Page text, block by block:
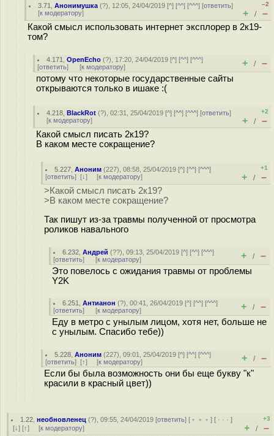
3.71 ,Анонимушка (?), 12:05, 24/04/2019 [^] [^^] [^^^] [ответить]
[к модератору]
–2
+ / –
Какой смысл использовать интернет эксплорер в 2к19-
том?
4.171 ,OpenEcho (?), 17:20, 24/04/2019 [^] [^^] [^^^]
[ответить] [к модератору] + / –
потому что некоторые государственные сайты
открываются только в ишаке :(
4.218 ,BlackRot (?), 02:31, 25/04/2019 [^] [^^] [^^^] [ответить]
[к модератору]
+2
+ / –
Какой смысл писать 2к19?
В каком месте сокращение?
5.227 ,Аноним (227), 08:58, 25/04/2019 [^] [^^] [^^^]
[ответить] [↓] [к модератору]
+1
+ / –
>Какой смысл писать 2к19?
>В каком месте сокращение?
Так пишут из-за травмы полученной от просмотра
роликов навального
6.232 ,Андрей (??), 09:13, 25/04/2019 [^] [^^] [^^^]
[ответить] [к модератору] + / –
Это повелось с ожидания травмы от проблемы
Y2K
6.251 ,Антианон (?), 00:41, 26/04/2019 [^] [^^] [^^^]
[ответить] [к модератору] + / –
Еду в метро с унылым лицом, хотя нет, больше не
с унылым. Спасибо тебе))
5.228 ,Аноним (227), 09:01, 25/04/2019 [^] [^^] [^^^]
[ответить] [↑] [к модератору] + / –
Если бы была возможность они бы еще букву "к"
красили в красный цвет))
1.22 ,необновленец (?), 09:55, 24/04/2019 [ответить] [ ﹢﹢﹢] [ · · ·]
[↓] [↑] [к модератору]
+3
+ / –